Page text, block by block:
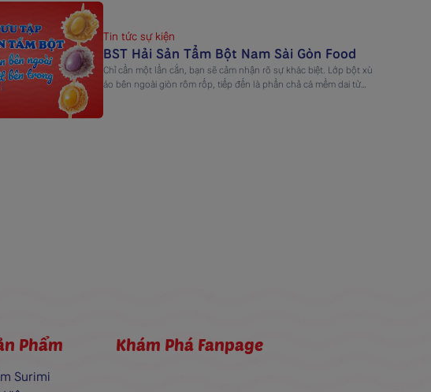
Tin tức sự kiện
BST Hải Sản Tẩm Bột Nam Sài Gòn Food
Chỉ cần một lần cắn, bạn sẽ cảm nhận rõ sự khác biệt. Lớp bột xù
áo bên ngoài giòn rôm rốp, tiếp đến là phần chả cá mềm dai từ
Phẩm
Surimi
Khám Phá Fanpage